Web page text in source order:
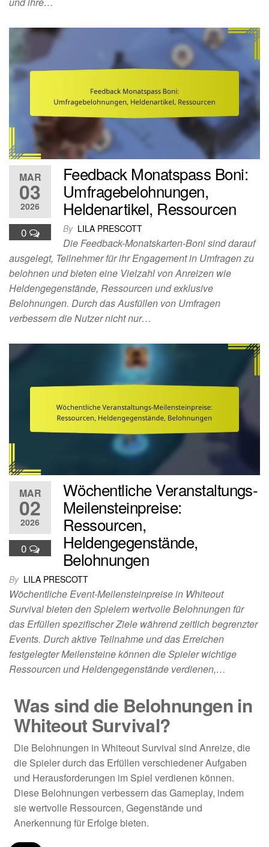
MAR
03
2026
0
Feedback Monatspass Boni:
Umfragebelohnungen,
Heldenartikel, Ressourcen
By LILA PRESCOTT
Die Feedback-Monatskarten-Boni sind darauf
ausgelegt, Teilnehmer für ihr Engagement in Umfragen zu
belohnen und bieten eine Vielzahl von Anreizen wie
Heldengegenstände, Ressourcen und exklusive
Belohnungen. Durch das Ausfüllen von Umfragen
verbessern die Nutzer nicht nur…
MAR
02
2026
0
Wöchentliche Veranstaltungs-
Meilensteinpreise:
Ressourcen,
Heldengegenstände,
Belohnungen
By LILA PRESCOTT
Wöchentliche Event-Meilensteinpreise in Whiteout
Survival bieten den Spielern wertvolle Belohnungen für
das Erfüllen spezifischer Ziele während zeitlich begrenzter
Events. Durch aktive Teilnahme und das Erreichen
festgelegter Meilensteine können die Spieler wichtige
Ressourcen und Heldengegenstände verdienen,…
Was sind die Belohnungen in
Whiteout Survival?
Die Belohnungen in Whiteout Survival sind Anreize, die
die Spieler durch das Erfüllen verschiedener Aufgaben
und Herausforderungen im Spiel verdienen können.
Diese Belohnungen verbessern das Gameplay, indem
sie wertvolle Ressourcen, Gegenstände und
Anerkennung für Erfolge bieten.